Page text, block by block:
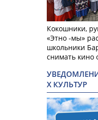
Кокошники,
«Этно -мы»
школьники
снимать кино
Х КУЛЬТУР